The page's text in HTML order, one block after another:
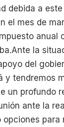
debida a
el mes de
anual
la
del
y tendremos
un profundo
ante la
opciones